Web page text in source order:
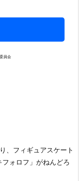
員会
、フィギュアスケート
ォロフ」がねんどろ